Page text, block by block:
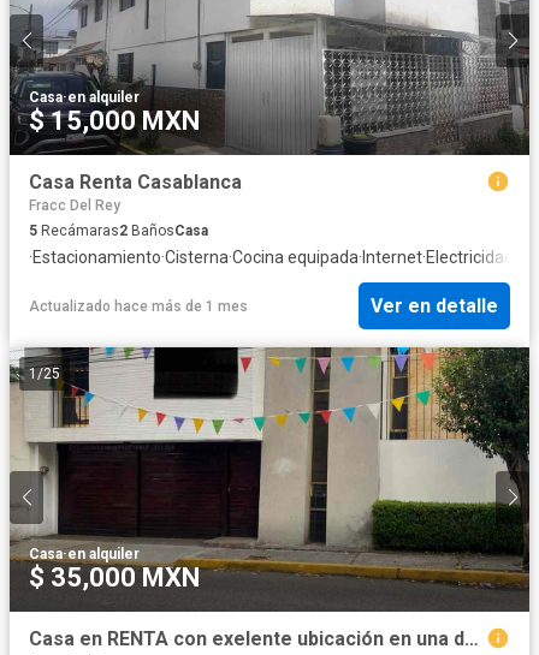
Casa·en alquiler
$ 15,000 MXN
Casa Renta Casablanca
Fracc Del Rey
5 Recámaras2 BañosCasa
·Estacionamiento·Cisterna·Cocina equipada· Internet·Electricidad
Actualizado hace más de 1 mes Ver en detalle
1/25
Casa·en alquiler
$ 35,000 MXN
Casa en RENTA con exelente ubicación en una de las mejores zonas de Toluca.